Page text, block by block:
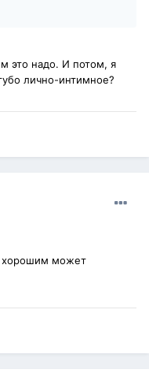
это надо. И потом, я
лично-интимное?
хорошим может